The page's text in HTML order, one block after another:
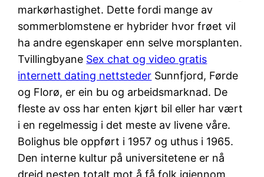
markørhastighet. Dette fordi mange av
sommerblomstene er hybrider hvor frøet vil
ha andre egenskaper enn selve morsplanten.
Tvillingbyane Sex chat og video gratis
internett dating nettsteder Sunnfjord, Førde
og Florø, er ein bu og arbeidsmarknad. De
fleste av oss har enten kjørt bil eller har vært
i en regelmessig i det meste av livene våre.
Bolighus ble oppført i 1957 og uthus i 1965.
Den interne kultur på universitetene er nå
dreid nesten totalt mot å få folk igjennom,